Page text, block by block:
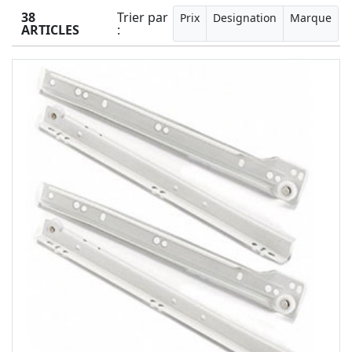
38
ARTICLES
Trier par
:
Prix Designation Marque